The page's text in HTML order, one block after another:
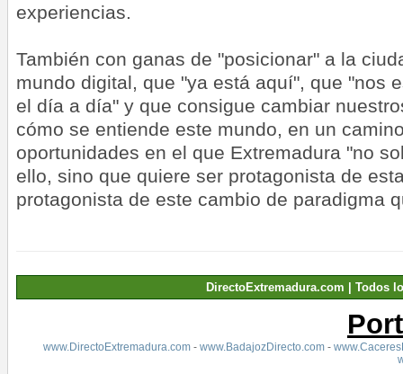
experiencias.
También con ganas de "posicionar" a la
mundo digital, que "ya está aquí", que "nos
el día a día" y que consigue cambiar
cómo se entiende este mundo, en un
oportunidades en el que Extremadura "no
ello, sino que quiere ser protagonista de
protagonista de este cambio de paradigma
DirectoExtremadura.com | Todos
www.DirectoExtremadura.com- www.BadajozDirecto.com-